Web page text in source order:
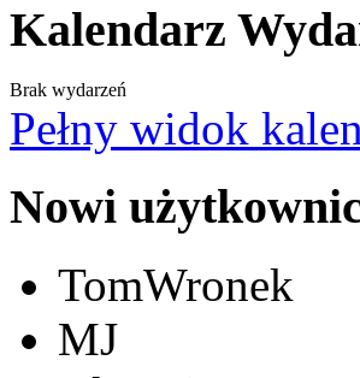
Kalendarz
Brak wydarzeń
Pełny widok
Nowi
TomWronek
MJ